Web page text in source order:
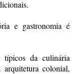
e gastronomia é
típicos da culinária
arquitetura colonial,